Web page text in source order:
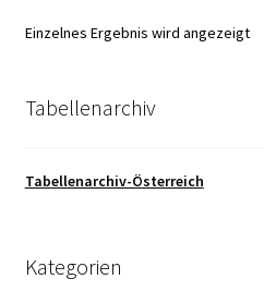
Einzelnes Ergebnis wird angezeigt
Tabellenarchiv
Tabellenarchiv-Österreich
Kategorien